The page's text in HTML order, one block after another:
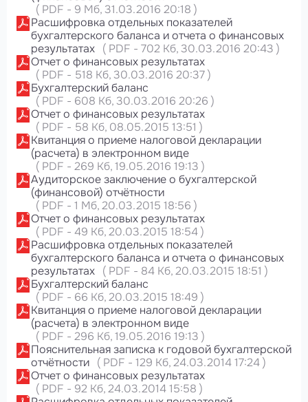
( PDF - 9 Мб, 31.03.2016 20:18 )
Расшифровка отдельных показателей
бухгалтерского баланса и отчета о финансовых
результатах ( PDF - 702 Кб, 30.03.2016 20:43 )
Отчет о финансовых результатах
( PDF - 518 Кб, 30.03.2016 20:37)
Бухгалтерский баланс
( PDF - 608 Кб, 30.03.2016 20:26 )
Отчет о финансовых результатах
( PDF - 58 Кб, 08.05.2015 13:51 )
Квитанция о приеме налоговой декларации
(расчета) в электронном виде
( PDF - 269 Кб, 19.05.2016 19:13 )
Аудиторское заключение о бухгалтерской
(финансовой) отчётности
( PDF - 1 Мб, 20.03.2015 18:56 )
Отчет о финансовых результатах
( PDF - 49 Кб, 20.03.2015 18:54)
Расшифровка отдельных показателей
бухгалтерского баланса и отчета о финансовых
результатах ( PDF - 84 Кб, 20.03.2015 18:51 )
Бухгалтерский баланс
( PDF - 66 Кб, 20.03.2015 18:49 )
Квитанция о приеме налоговой декларации
(расчета) в электронном виде
( PDF - 296 Кб, 19.05.2016 19:13 )
Пояснительная записка к годовой бухгалтерской
отчётности ( PDF - 129 Кб, 24.03.2014 17:24)
Отчет о финансовых результатах
( PDF - 92 Кб, 24.03.2014 15:58 )